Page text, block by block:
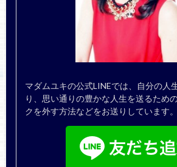
マダムユキの公式LINEでは、自分の人
り、思い通りの豊かな人生を送るため
クを外す方法などをお送りしています。